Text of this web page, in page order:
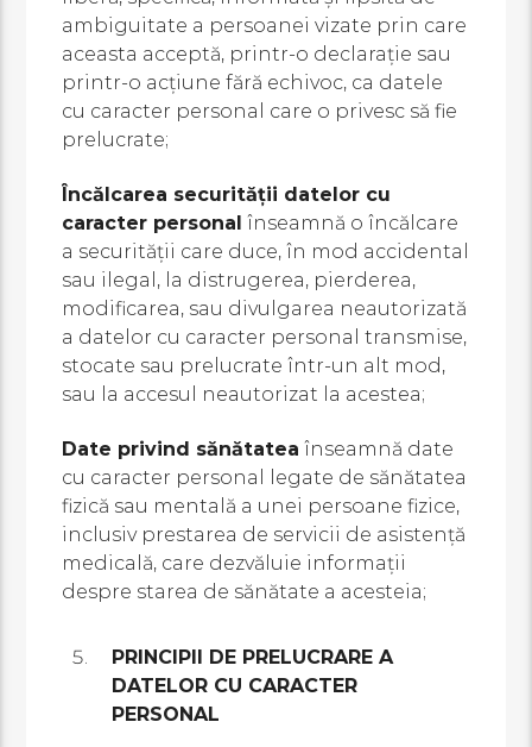
ambiguitate a persoanei vizate prin care
aceasta acceptă, printr-o declaraţie sau
printr-o acţiune fără echivoc, ca datele
cu caracter personal care o privesc să fie
prelucrate;
Încălcarea securităţii datelor cu
caracter personal înseamnă o încălcare
a securităţii care duce, în mod accidental
sau ilegal, la distrugerea, pierderea,
modificarea, sau divulgarea neautorizată
a datelor cu caracter personal transmise,
stocate sau prelucrate într-un alt mod,
sau la accesul neautorizat la acestea;
Date privind sănătatea înseamnă date
cu caracter personal legate de sănătatea
fizică sau mentală a unei persoane fizice,
inclusiv prestarea de servicii de asistenţă
medicală, care dezvăluie informaţii
despre starea de sănătate a acesteia;
PRINCIPII DE PRELUCRARE A
DATELOR CU CARACTER
PERSONAL